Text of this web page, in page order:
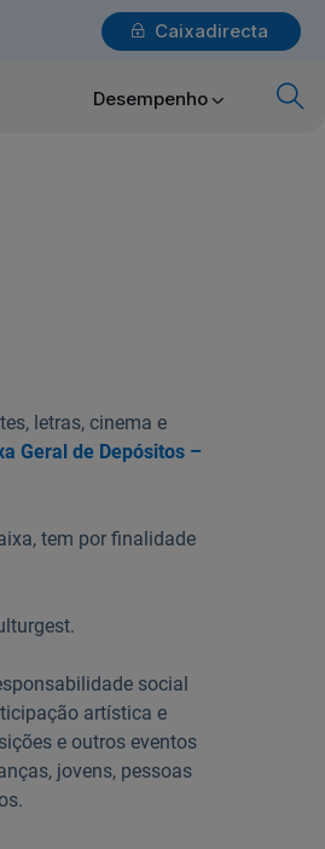
Caixadirecta
Login
x
Chave Móvel Digital
Desempenho
letras, cinema e
Geral de Depósitos –
tem por finalidade
social
artística e
e outros eventos
jovens, pessoas